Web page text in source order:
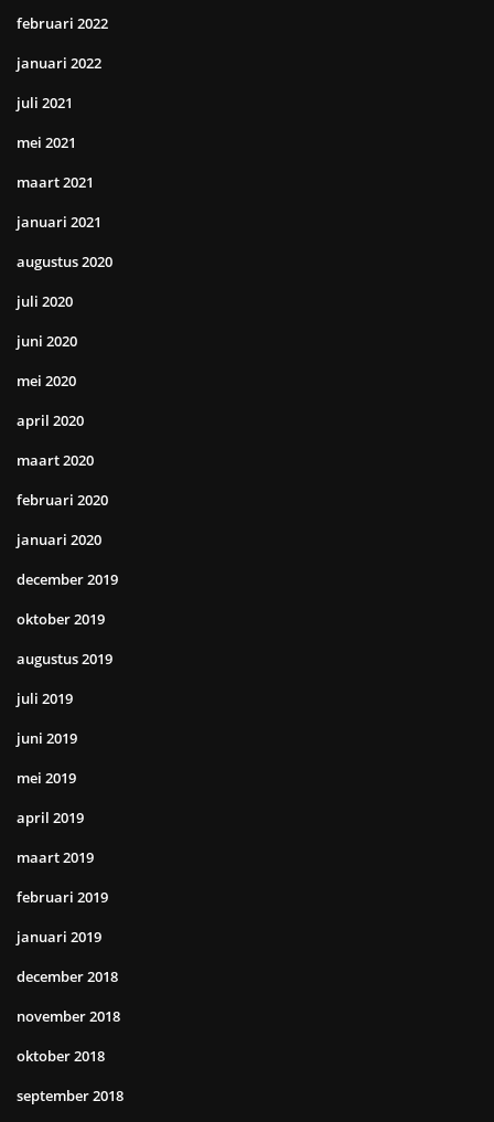
februari 2022
januari 2022
juli 2021
mei 2021
maart 2021
januari 2021
augustus 2020
juli 2020
juni 2020
mei 2020
april 2020
maart 2020
februari 2020
januari 2020
december 2019
oktober 2019
augustus 2019
juli 2019
juni 2019
mei 2019
april 2019
maart 2019
februari 2019
januari 2019
december 2018
november 2018
oktober 2018
september 2018